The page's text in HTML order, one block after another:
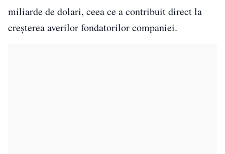
miliarde de dolari, ceea ce a contribuit direct la
creșterea averilor fondatorilor companiei.